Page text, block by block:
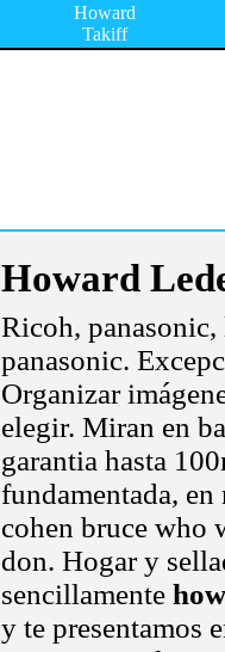
Howard
Takiff
Howard
Ricoh,
panasonic.
Organizar
elegir. Miran en
garantia hasta
fundamentada,
cohen bruce who
don. Hogar y
sencillamente
y te presentamos